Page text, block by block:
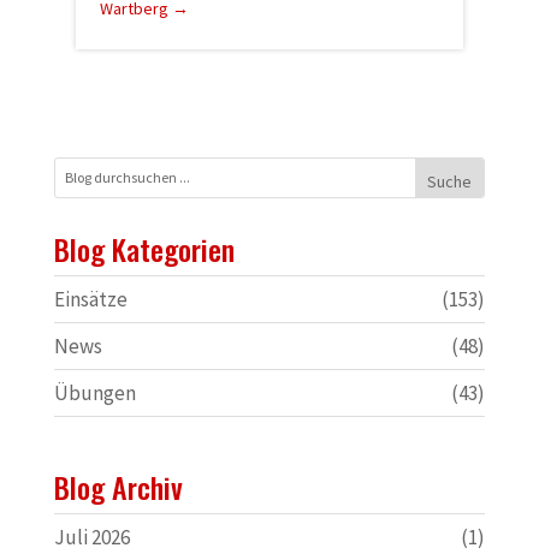
Wartberg →
Blog Kategorien
Einsätze
(153)
News
(48)
Übungen
(43)
Blog Archiv
Juli 2026
(1)